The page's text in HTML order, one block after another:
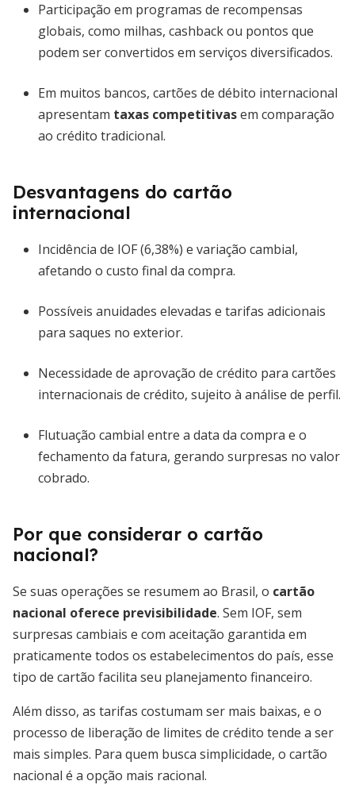
Participação em programas de recompensas
globais, como milhas, cashback ou pontos que
podem ser convertidos em serviços diversificados.
Em muitos bancos, cartões de débito internacional
apresentam taxas competitivasem comparação
ao crédito tradicional.
Desvantagens do cartão
internacional
Incidência de IOF (6,38%) e variação cambial,
afetando o custo final da compra.
Possíveis anuidades elevadas e tarifas adicionais
para saques no exterior.
Necessidade de aprovação de crédito para cartões
internacionais de crédito, sujeito à análise de perfil.
Flutuação cambial entre a data da compra e o
fechamento da fatura, gerando surpresas no valor
cobrado.
Por que considerar o cartão
nacional?
Se suas operações se resumem ao Brasil, o cartão
nacional oferece previsibilidade. Sem IOF, sem
surpresas cambiais e com aceitação garantida em
praticamente todos os estabelecimentos do país, esse
tipo de cartão facilita seu planejamento financeiro.
Além disso, as tarifas costumam ser mais baixas, e o
processo de liberação de limites de crédito tende a ser
mais simples. Para quem busca simplicidade, o cartão
nacional é a opção mais racional.